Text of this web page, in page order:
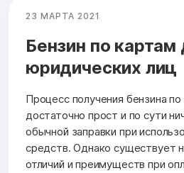
23 МАРТА 2021
Бензин по картам
юридических лиц
Процесс получения бензина
достаточно прост и по сути
обычной заправки при
средств. Однако существует
отличий и преимуществ при